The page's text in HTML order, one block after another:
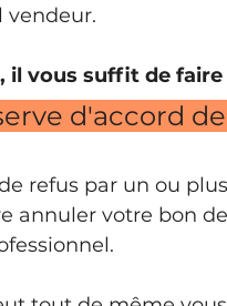
vendeur.
il vous suffit de
d'accord
refus par un ou
annuler votre bon